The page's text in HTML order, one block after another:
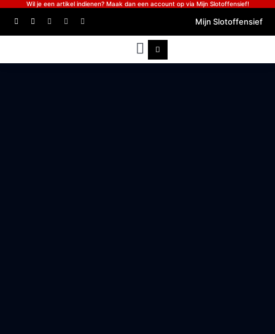
Wil je een artikel indienen? Maak dan een account op via Mijn Slotoffensief!
Mijn Slotoffensief